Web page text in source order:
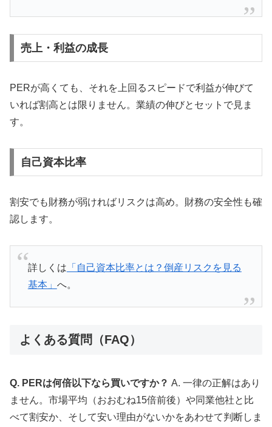
売上・利益の成長
PERが高くても、それを上回るスピードで利益が伸びて
いれば割高とは限りません。業績の伸びとセットで見ま
す。
自己資本比率
割安でも財務が弱ければリスクは高め。財務の安全性も確
認します。
詳しくは 「自己資本比率とは？倒産リスクを見る
基本」 へ。
よくある質問（FAQ）
Q. PERは何倍以下なら買いですか？ A. 一律の正解はあり
ません。市場平均（おおむね15倍前後）や同業他社と比
べて割安か、そして安い理由がないかをあわせて判断しま